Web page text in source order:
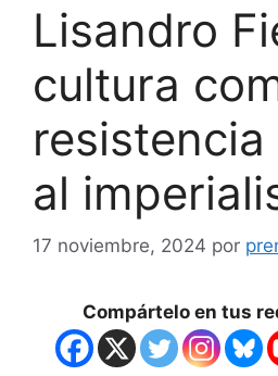
Lisandro
cultura
al
17 noviembre, 2024 por
Compártelo en tus